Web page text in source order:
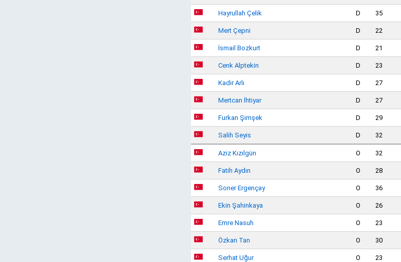
Hayrullah Çelik D 35
Mert Çepni D 22
İsmail Bozkurt D 21
Cenk Alptekin D 23
Kadir Arlı D 27
Mertcan İhtiyar D 27
Furkan Şimşek D 29
Salih Seyis D 32
Aziz Kızılgün O 32
Fatih Aydın O 28
Soner Ergençay O 36
Ekin Şahinkaya O 26
Emre Nasuh O 23
Özkan Tan O 30
Serhat Uğur O 23